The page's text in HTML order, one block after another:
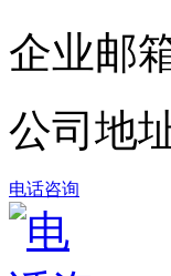
企业邮
公司地
电话咨询